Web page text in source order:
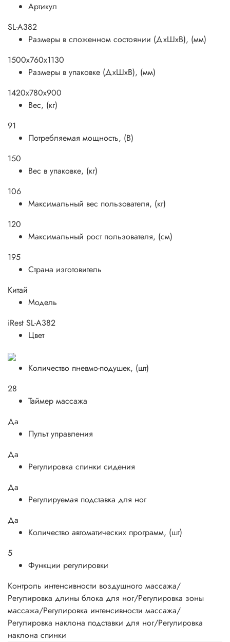
Артикул
SL-A382
Размеры в сложенном состоянии (ДхШхВ), (мм)
1500x760x1130
Размеры в упаковке (ДхШхВ), (мм)
1420x780x900
Вес, (кг)
91
Потребляемая мощность, (В)
150
Вес в упаковке, (кг)
106
Максимальный вес пользователя, (кг)
120
Максимальный рост пользователя, (см)
195
Страна изготовитель
Китай
Модель
iRest SL-A382
Цвет
Количество пневмо-подушек, (шт)
28
Таймер массажа
Да
Пульт управления
Да
Регулировка спинки сидения
Да
Регулируемая подставка для ног
Да
Количество автоматических программ, (шт)
5
Функции регулировки
Контроль интенсивности воздушного массажа/
Регулировка длины блока для ног/Регулировка зоны
массажа/Регулировка интенсивности массажа/
Регулировка наклона подставки для ног/Регулировка
наклона спинки